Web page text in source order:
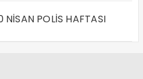
NİSAN POLİS HAFTASI